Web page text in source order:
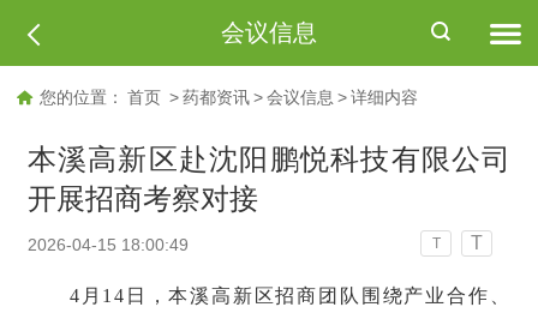
会议信息
您的位置： 首页 > 药都资讯 > 会议信息 > 详细内容
本溪高新区赴沈阳鹏悦科技有限公司
开展招商考察对接
2026-04-15 18:00:49 T T
4月14日，本溪高新区招商团队围绕产业合作、